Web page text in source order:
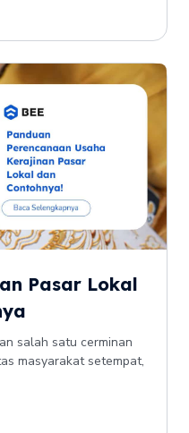
Pasar Lokal
salah satu cerminan
masyarakat setempat,